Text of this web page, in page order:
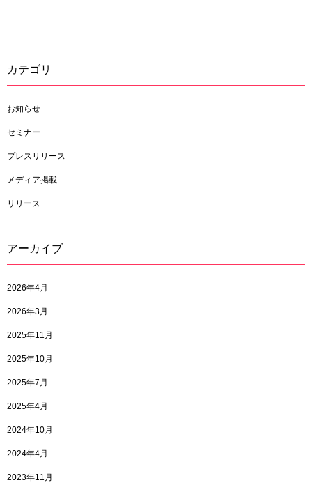
カテゴリ
お知らせ
セミナー
プレスリリース
メディア掲載
リリース
アーカイブ
2026年4月
2026年3月
2025年11月
2025年10月
2025年7月
2025年4月
2024年10月
2024年4月
2023年11月